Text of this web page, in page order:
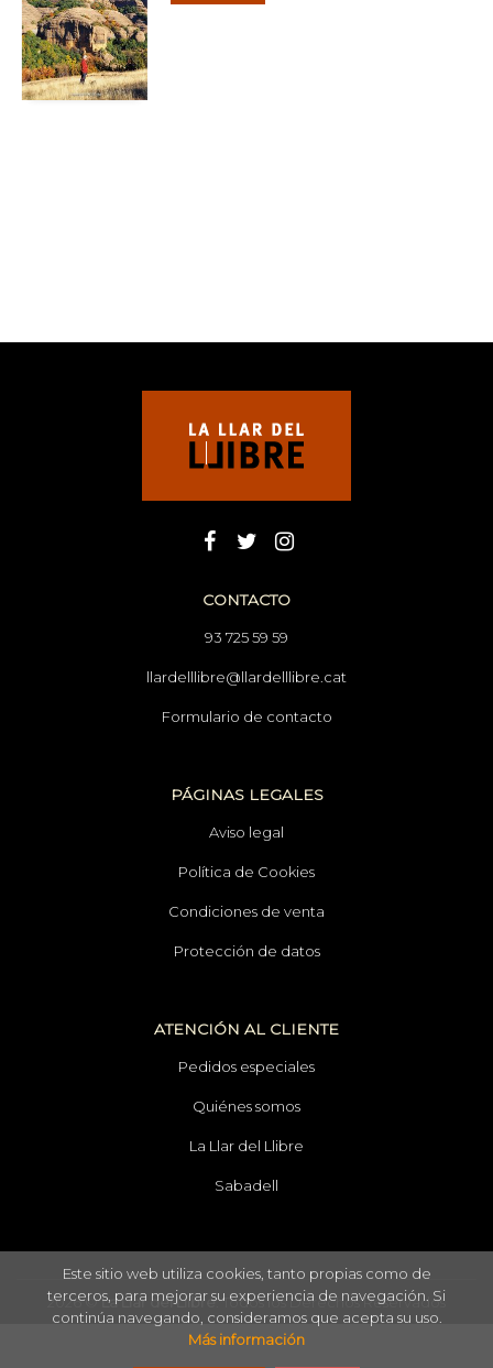
CONTACTO
93 725 59 59
llardelllibre@llardelllibre.cat
Formulario de contacto
PÁGINAS LEGALES
Aviso legal
Política de Cookies
Condiciones de venta
Protección de datos
ATENCIÓN AL CLIENTE
Pedidos especiales
Quiénes somos
La Llar del Llibre
Sabadell
2026 ©La Llar del Llibre. Todos los Derechos Reservados
Este sitio web utiliza cookies, tanto propias como de
terceros, para mejorar su experiencia de navegación. Si
continúa navegando, consideramos que acepta su uso.
Más información